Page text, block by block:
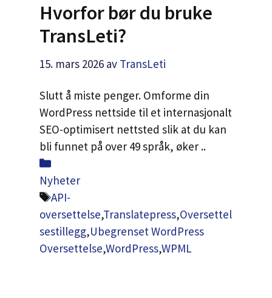
Hvorfor bør du bruke
TransLeti?
15. mars 2026 av TransLeti
Slutt å miste penger. Omforme din
WordPress nettside til et internasjonalt
SEO-optimisert nettsted slik at du kan
bli funnet på over 49 språk, øker ..
Kategorier
Nyheter
Tags
API-
oversettelse,Translatepress,Oversettel
sestillegg,Ubegrenset WordPress
Oversettelse,WordPress,WPML